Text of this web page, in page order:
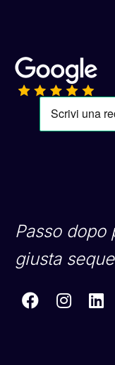
Passo dopo
giusta